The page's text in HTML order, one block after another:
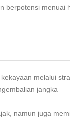
berpotensi menuai
melalui
jangka
namun juga